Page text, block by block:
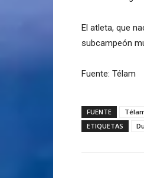
El atleta, que
subcampeón
Fuente: Télam
FUENTE
ETIQUETAS